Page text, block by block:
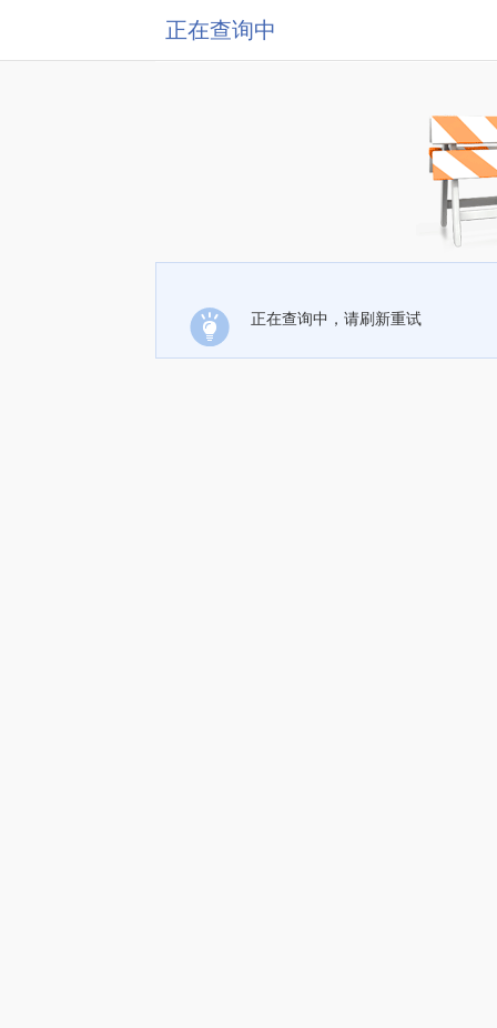
正在查询中
正在查询中，请刷新重试